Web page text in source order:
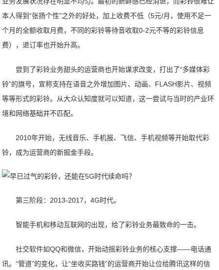
本人得到“张扬个性”之外的好处，加上收费不低（5元/月，使用不足一
个月的全额收取月费，不同的彩铃等待音收取0-2元不等的彩铃信息
费），退订率也开始升高。
尝到了彩铃业务甜头的运营商也开始谋求改变，打出了“多媒体彩
铃”的旗号，宣称支持在语音之外增加图片、动画、FLASH影片、视频
等等形式的彩铃。从大众认知度就可以知道，这一尝试与当时的产业环
境和网络基础并不匹配。
2010年开始，无线音乐、手机报、飞信、手机视频等开始取代彩
铃，成为运营商的新掘金手段。
第三阶段：2013-2017，4G时代。
智能手机和移动互联网的出现，给了彩铃业务最致命的一击。
社交软件如QQ和微信，开始动摇彩铃业务的核心支撑——电话通
讯。“管道”的变化，让“坐收买路钱”的运营商开始让位给腾讯这样的信